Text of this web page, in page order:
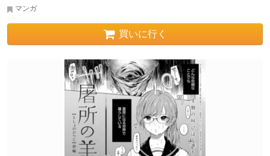
マンガ
買いに行く